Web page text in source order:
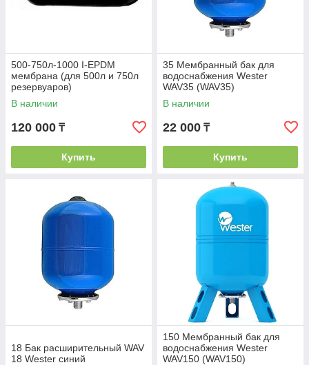
500-750л-1000 I-EPDM
мембрана (для 500л и 750л
резервуаров)
В наличии
120 000 ₸
Купить
35 Мембранный бак для
водоснабжения Wester
WAV35 (WAV35)
В наличии
22 000 ₸
Купить
18 Бак расширительный WAV
18 Wester синий
150 Мембранный бак для
водоснабжения Wester
WAV150 (WAV150)